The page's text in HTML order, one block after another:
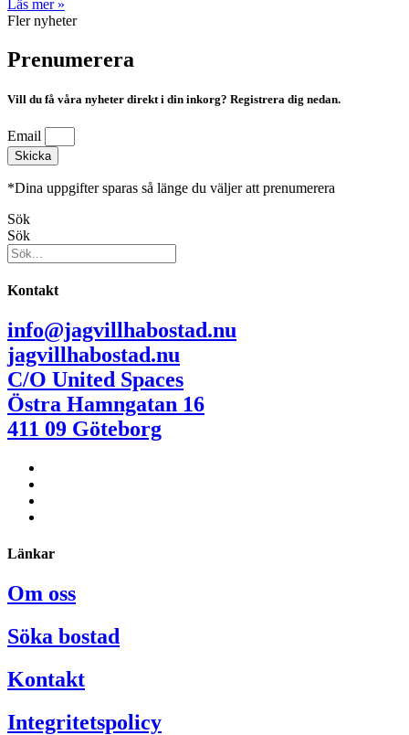
Läs mer »
Fler nyheter
Prenumerera
Vill du få våra nyheter direkt i din inkorg? Registrera dig nedan.
Email
Skicka
*Dina uppgifter sparas så länge du väljer att prenumerera
Sök
Sök
Kontakt
info@jagvillhabostad.nu
jagvillhabostad.nu
C/O United Spaces
Östra Hamngatan 16
411 09 Göteborg
Länkar
Om oss
Söka bostad
Kontakt
Integritetspolicy